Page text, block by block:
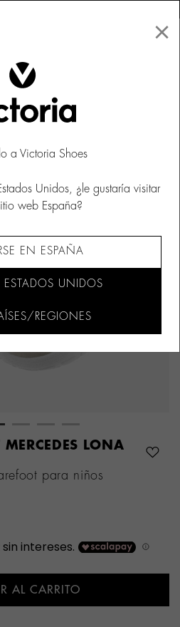
MERCEDES LONA
para niños
AL CARRITO
×
a Victoria Shoes
Unidos, ¿le gustaría visitar
web España?
EN ESPAÑA
ESTADOS UNIDOS
REGIONES